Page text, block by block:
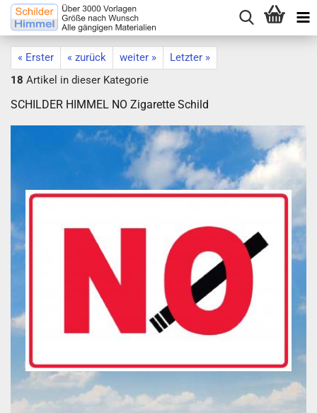
« Erster « zurück weiter »
Letzter »
18 Artikel in dieser Kategorie
SCHILDER HIMMEL NO Zigarette Schild